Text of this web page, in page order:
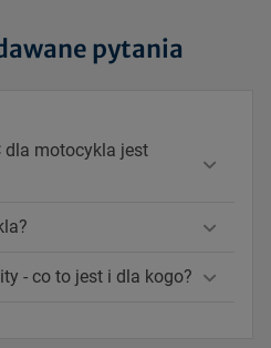
pytania
dla motocykla jest
- co to jest i dla kogo?